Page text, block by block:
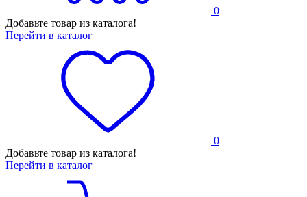
0
Добавьте товар из каталога!
Перейти в каталог
0
Добавьте товар из каталога!
Перейти в каталог